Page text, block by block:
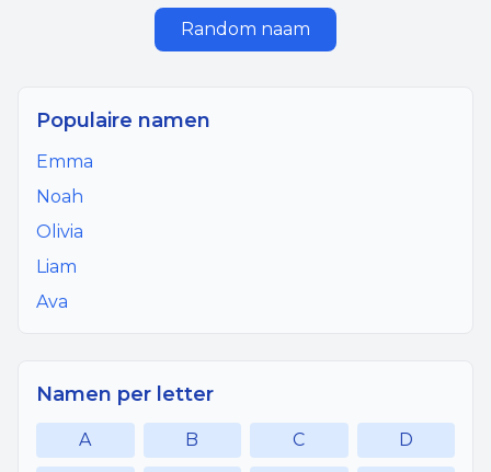
Random naam
Populaire namen
Emma
Noah
Olivia
Liam
Ava
Namen per letter
A B C D